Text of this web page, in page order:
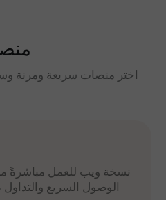
اختر منصات سريعة ومرنة
نسخة ويب للعمل مباشرةً
الوصول السريع